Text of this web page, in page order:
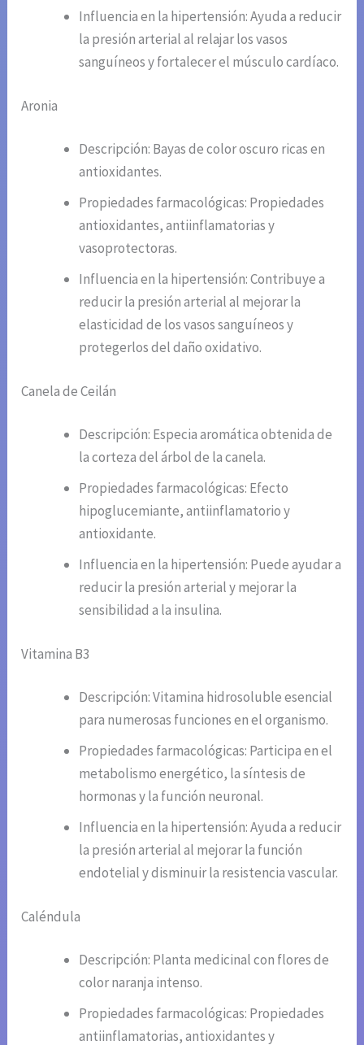
Influencia en la hipertensión: Ayuda a reducir
la presión arterial al relajar los vasos
sanguíneos y fortalecer el músculo cardíaco.
Aronia
Descripción: Bayas de color oscuro ricas en
antioxidantes.
Propiedades farmacológicas: Propiedades
antioxidantes, antiinflamatorias y
vasoprotectoras.
Influencia en la hipertensión: Contribuye a
reducir la presión arterial al mejorar la
elasticidad de los vasos sanguíneos y
protegerlos del daño oxidativo.
Canela de Ceilán
Descripción: Especia aromática obtenida de
la corteza del árbol de la canela.
Propiedades farmacológicas: Efecto
hipoglucemiante, antiinflamatorio y
antioxidante.
Influencia en la hipertensión: Puede ayudar a
reducir la presión arterial y mejorar la
sensibilidad a la insulina.
Vitamina B3
Descripción: Vitamina hidrosoluble esencial
para numerosas funciones en el organismo.
Propiedades farmacológicas: Participa en el
metabolismo energético, la síntesis de
hormonas y la función neuronal.
Influencia en la hipertensión: Ayuda a reducir
la presión arterial al mejorar la función
endotelial y disminuir la resistencia vascular.
Caléndula
Descripción: Planta medicinal con flores de
color naranja intenso.
Propiedades farmacológicas: Propiedades
antiinflamatorias, antioxidantes y